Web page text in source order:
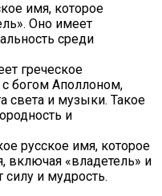
имя, которое
Оно имеет
среди
греческое
богом Аполлоном,
света и музыки. Такое
и
русское имя, которое
включая «владетель» и
и мудрость.